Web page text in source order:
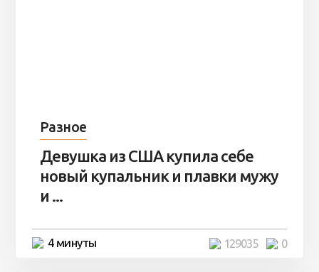
Разное
Девушка из США купила себе
новый купальник и плавки мужу
и ...
4 минуты 0
129035